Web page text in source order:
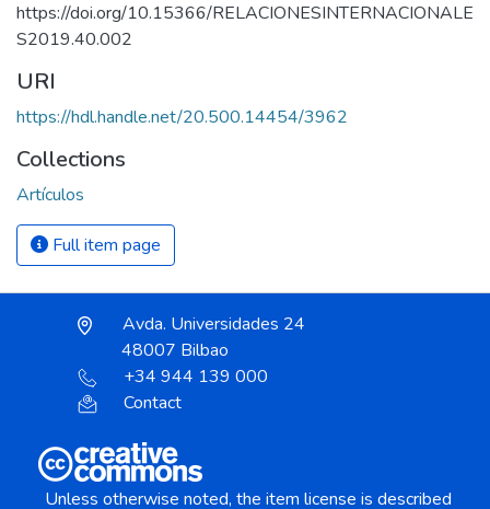
https://doi.org/10.15366/RELACIONESINTERNACIONALE
S2019.40.002
URI
https://hdl.handle.net/20.500.14454/3962
Collections
Artículos
Full item page
Avda. Universidades 24
48007 Bilbao
+34 944 139 000
Contact
Unless otherwise noted, the item license is described